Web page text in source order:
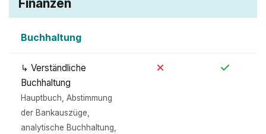
Finanzen
Buchhaltung
↳ Verständliche
Buchhaltung
Hauptbuch, Abstimmung
der Bankauszüge,
analytische Buchhaltung,